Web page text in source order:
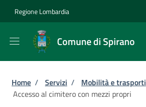
Regione Lombardia
Comune di Spirano
Briciole di pane
Home / Servizi / Mobilità e trasporti
Accesso al cimitero con mezzi propri